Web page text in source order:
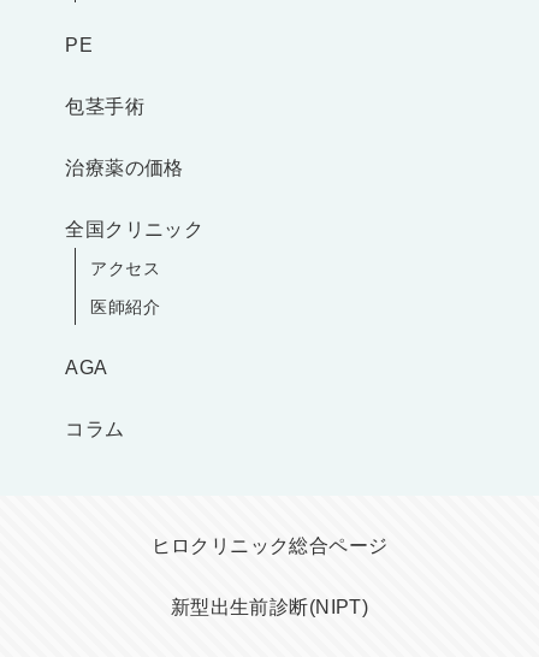
PE
包茎手術
治療薬の価格
全国クリニック
アクセス
医師紹介
AGA
コラム
ヒロクリニック総合ページ
新型出生前診断(NIPT)